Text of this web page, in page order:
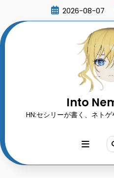
ン
ツ
2026-08-07
Into
HN:セシリーが書く、ネト